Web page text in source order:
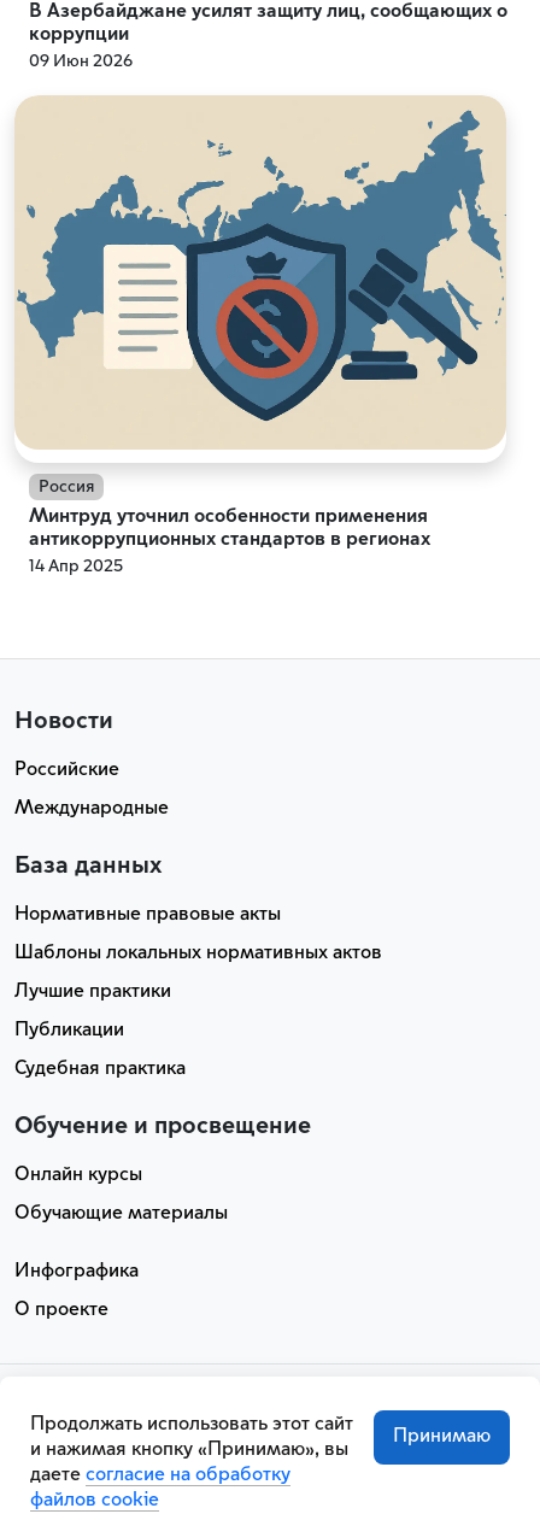
В Азербайджане усилят защиту лиц, сообщающих о
коррупции
09 Июн 2026
Россия
Минтруд уточнил особенности применения
антикоррупционных стандартов в регионах
14 Апр 2025
Новости
Российские
Международные
База данных
Нормативные правовые акты
Шаблоны локальных нормативных актов
Лучшие практики
Публикации
Судебная практика
Обучение и просвещение
Онлайн курсы
Обучающие материалы
Инфографика
О проекте
Обработка персональных данных
Пользовательское соглашение
Принимаю
Продолжать использовать этот сайт
и нажимая кнопку «Принимаю», вы
даете согласие на обработку
файлов cookie